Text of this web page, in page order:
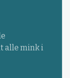
alle mink i